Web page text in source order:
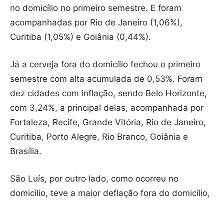
no domicílio no primeiro semestre. E foram
acompanhadas por Rio de Janeiro (1,06%),
Curitiba (1,05%) e Goiânia (0,44%).
Já a cerveja fora do domicílio fechou o primeiro
semestre com alta acumulada de 0,53%. Foram
dez cidades com inflação, sendo Belo Horizonte,
com 3,24%, a principal delas, acompanhada por
Fortaleza, Recife, Grande Vitória, Rio de Janeiro,
Curitiba, Porto Alegre, Rio Branco, Goiânia e
Brasília.
São Luís, por outro lado, como ocorreu no
domicílio, teve a maior deflação fora do domicílio,